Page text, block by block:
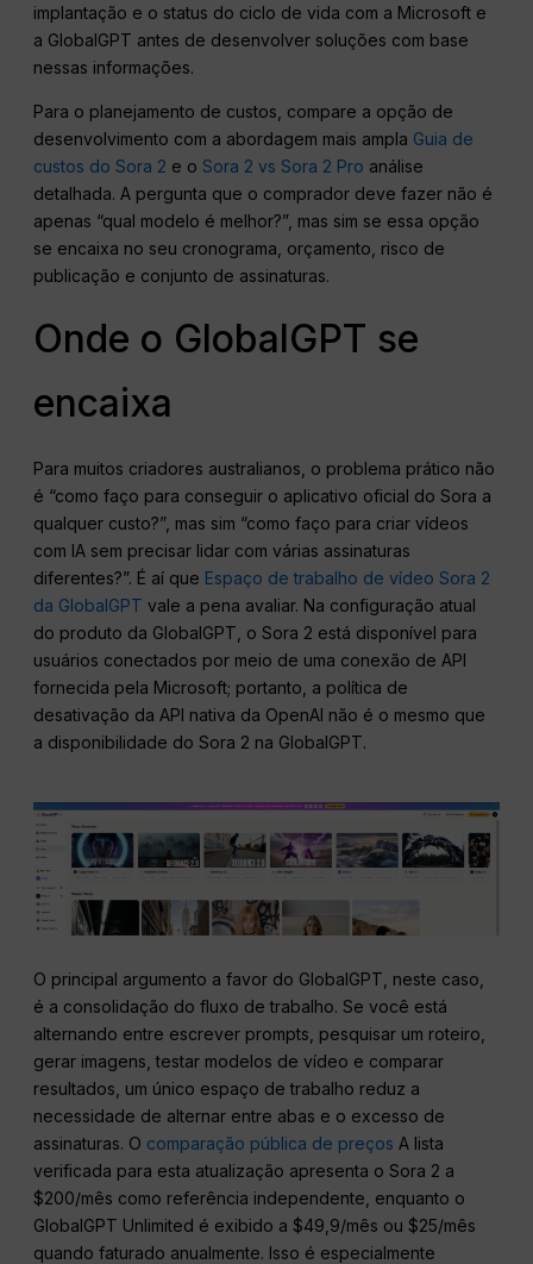
implantação e o status do ciclo de vida com a Microsoft e
a GlobalGPT antes de desenvolver soluções com base
nessas informações.
Para o planejamento de custos, compare a opção de
desenvolvimento com a abordagem mais ampla Guia de
custos do Sora 2 e oSora 2 vs Sora 2 Pro análise
detalhada. A pergunta que o comprador deve fazer não é
apenas “qual modelo é melhor?”, mas sim se essa opção
se encaixa no seu cronograma, orçamento, risco de
publicação e conjunto de assinaturas.
Onde o GlobalGPT se
encaixa
Para muitos criadores australianos, o problema prático não
é “como faço para conseguir o aplicativo oficial do Sora a
qualquer custo?”, mas sim “como faço para criar vídeos
com IA sem precisar lidar com várias assinaturas
diferentes?”. É aí que Espaço de trabalho de vídeo Sora 2
da GlobalGPT vale a pena avaliar. Na configuração atual
do produto da GlobalGPT, o Sora 2 está disponível para
usuários conectados por meio de uma conexão de API
fornecida pela Microsoft; portanto, a política de
desativação da API nativa da OpenAI não é o mesmo que
a disponibilidade do Sora 2 na GlobalGPT.
O principal argumento a favor do GlobalGPT, neste caso,
é a consolidação do fluxo de trabalho. Se você está
alternando entre escrever prompts, pesquisar um roteiro,
gerar imagens, testar modelos de vídeo e comparar
resultados, um único espaço de trabalho reduz a
necessidade de alternar entre abas e o excesso de
assinaturas. O comparação pública de preços A lista
verificada para esta atualização apresenta o Sora 2 a
$200/mês como referência independente, enquanto o
GlobalGPT Unlimited é exibido a $49,9/mês ou $25/mês
quando faturado anualmente. Isso é especialmente